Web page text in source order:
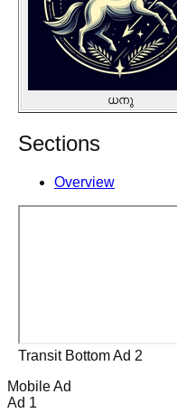
ധനു
Sections
Overview
Transit Bottom Ad 2
Mobile Ad
Ad 1